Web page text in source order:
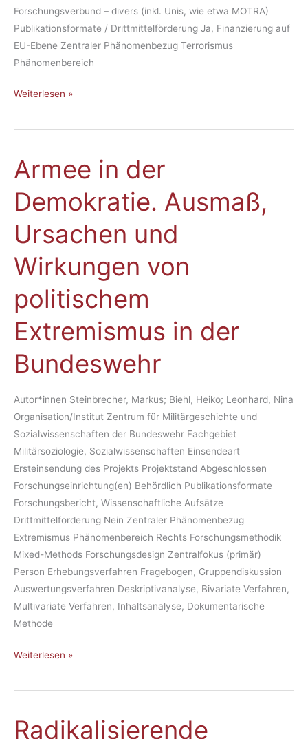
Forschungsverbund – divers (inkl. Unis, wie etwa MOTRA)
Publikationsformate / Drittmittelförderung Ja, Finanzierung auf
EU-Ebene Zentraler Phänomenbezug Terrorismus
Phänomenbereich
Weiterlesen »
Armee in der
Demokratie. Ausmaß,
Ursachen und
Wirkungen von
politischem
Extremismus in der
Bundeswehr
Autor*innen Steinbrecher, Markus; Biehl, Heiko; Leonhard, Nina
Organisation/Institut Zentrum für Militärgeschichte und
Sozialwissenschaften der Bundeswehr Fachgebiet
Militärsoziologie, Sozialwissenschaften Einsendeart
Ersteinsendung des Projekts Projektstand Abgeschlossen
Forschungseinrichtung(en) Behördlich Publikationsformate
Forschungsbericht, Wissenschaftliche Aufsätze
Drittmittelförderung Nein Zentraler Phänomenbezug
Extremismus Phänomenbereich Rechts Forschungsmethodik
Mixed-Methods Forschungsdesign Zentralfokus (primär)
Person Erhebungsverfahren Fragebogen, Gruppendiskussion
Auswertungsverfahren Deskriptivanalyse, Bivariate Verfahren,
Multivariate Verfahren, Inhaltsanalyse, Dokumentarische
Methode
Armee
in
der
Demokratie.
Ausmaß,
Ursachen
und
von
politischem
Extremismus
der
Weiterlesen »
Radikalisierende
Radikalisierende